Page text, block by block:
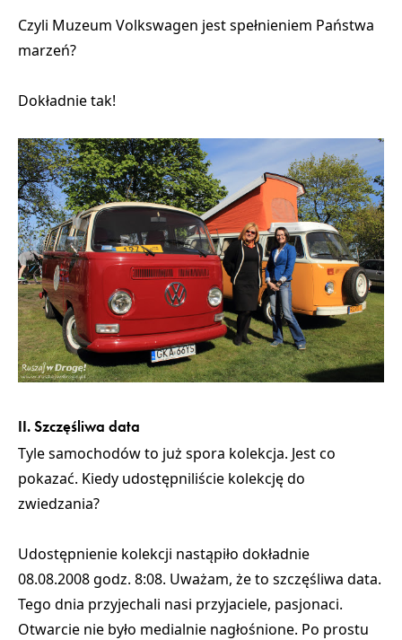
Czyli Muzeum Volkswagen jest spełnieniem Państwa
marzeń?
Dokładnie tak!
II. Szczęśliwa data
Tyle samochodów to już spora kolekcja. Jest co
pokazać. Kiedy udostępniliście kolekcję do
zwiedzania?
Udostępnienie kolekcji nastąpiło dokładnie
08.08.2008 godz. 8:08. Uważam, że to szczęśliwa data.
Tego dnia przyjechali nasi przyjaciele, pasjonaci.
Otwarcie nie było medialnie nagłośnione. Po prostu